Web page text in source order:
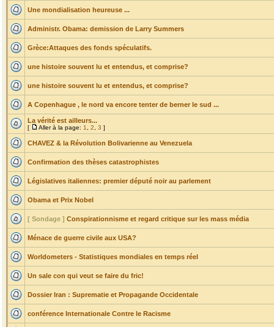
Une mondialisation heureuse ...
Administr. Obama: demission de Larry Summers
Grèce:Attaques des fonds spéculatifs.
une histoire souvent lu et entendus, et comprise?
une histoire souvent lu et entendus, et comprise?
A Copenhague , le nord va encore tenter de berner le sud ...
La vérité est ailleurs...
[ Aller à la page: 1 2 3 ]
CHAVEZ & la Révolution Bolivarienne au Venezuela
Confirmation des thèses catastrophistes
Législatives italiennes: premier député noir au parlement
Obama et Prix Nobel
[ Sondage ] Conspirationnisme et regard critique sur les mass média
Ménace de guerre civile aux USA?
Worldometers - Statistiques mondiales en temps réel
Un sale con qui veut se faire du fric!
Dossier Iran : Suprematie et Propagande Occidentale
conférence Internationale Contre le Racisme